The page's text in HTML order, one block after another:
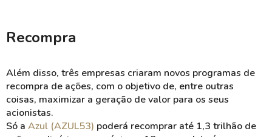
Recompra
Além disso, três empresas criaram novos programas de
recompra de ações, com o objetivo de, entre outras
coisas, maximizar a geração de valor para os seus
acionistas.
Só a Azul (AZUL53) poderá recomprar até 1,3 trilhão de